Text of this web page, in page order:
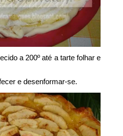
a 200º até a tarte folhar e
e desenformar-se.